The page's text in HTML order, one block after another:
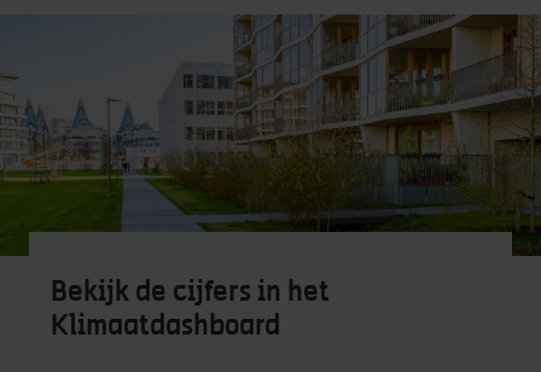
Bekijk de cijfers in het
Klimaatdashboard